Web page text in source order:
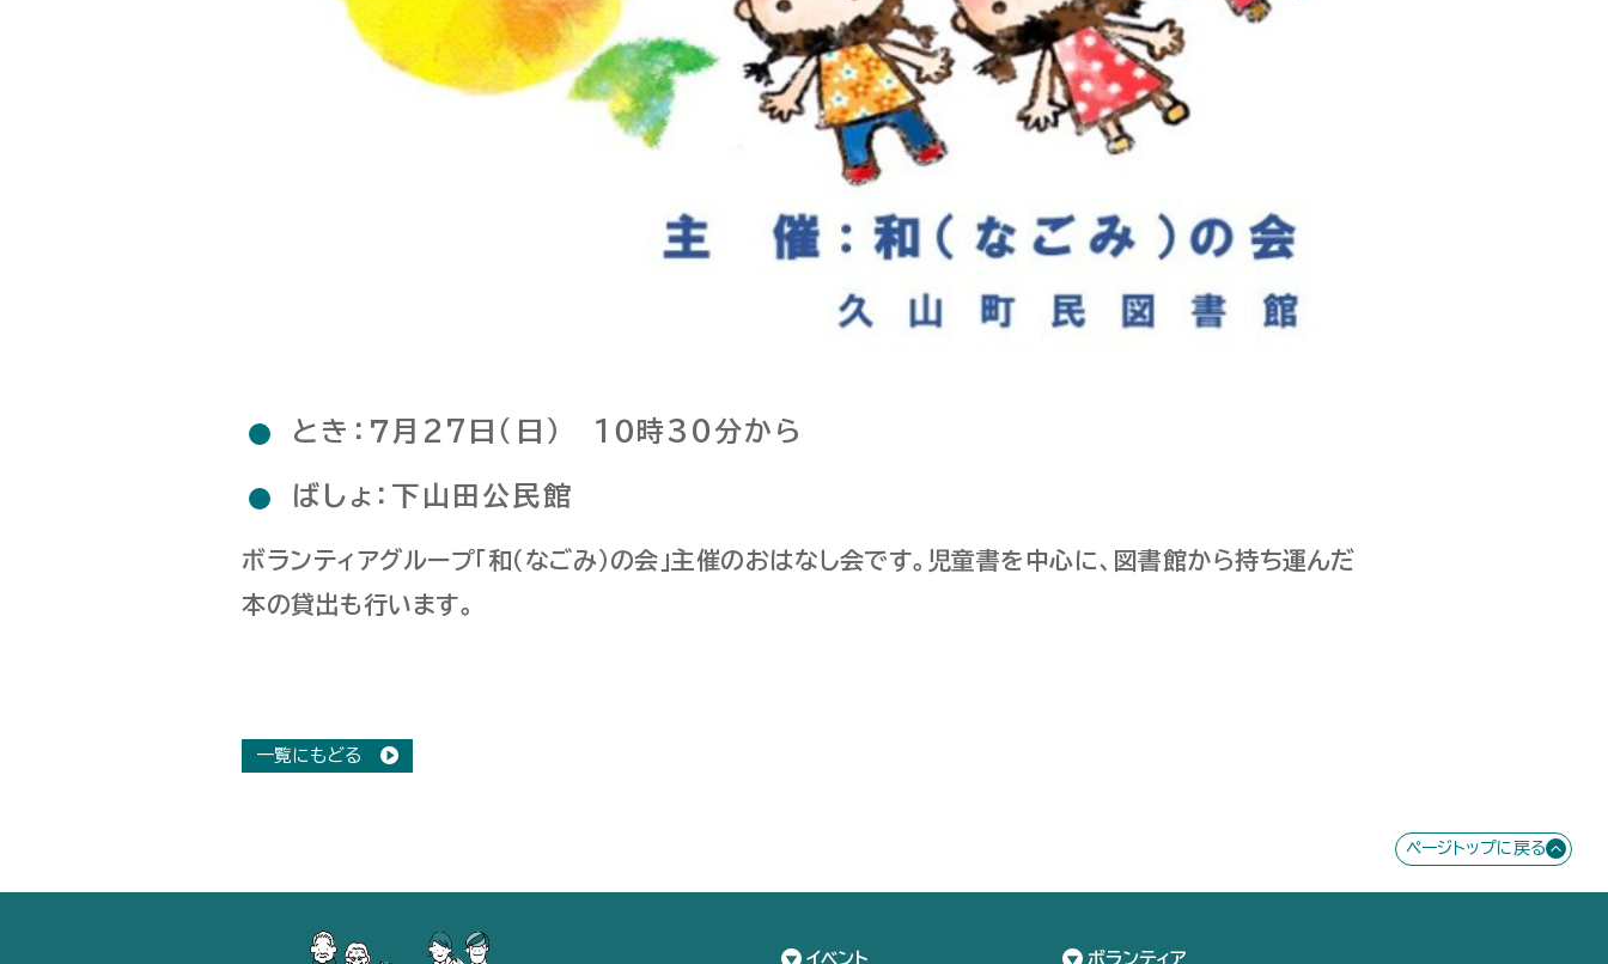
とき：７月27日（日） 1０時30分から
ばしょ：下山田公民館
ボランティアグループ「和（なごみ）の会」主催のおはなし会です。児童書を中心に、図書館から持ち運んだ
本の貸出も行います。
一覧にもどる
ページトップに戻る
イベント ボランティア